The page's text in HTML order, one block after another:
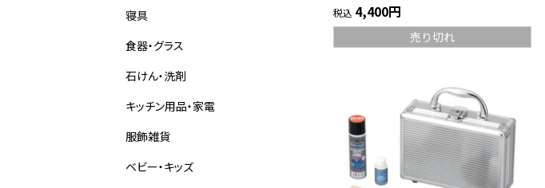
税込 4,400円
売り切れ
寝具
食器・グラス
石けん・洗剤
キッチン用品・家電
服飾雑貨
ベビー・キッズ